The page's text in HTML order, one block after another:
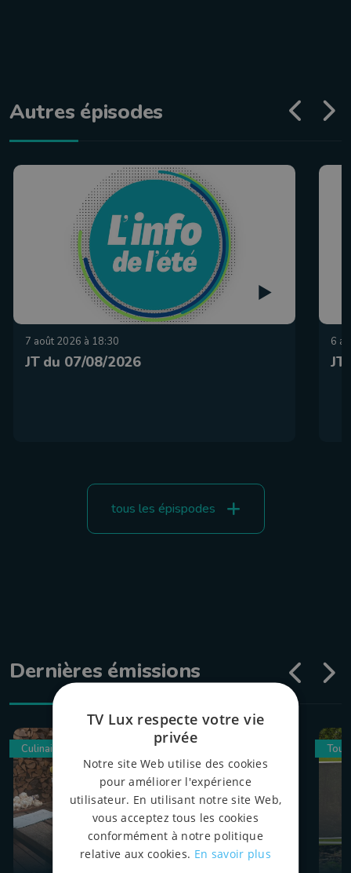
Autres épisodes
7 août 2026 à 18:30
JT du 07/08/2026
6
JT
tous les épispodes
Dernières émissions
Culinaire
TV Lux respecte votre vie
privée
Notre site Web utilise des cookies
pour améliorer l'expérience
utilisateur. En utilisant notre site Web,
vous acceptez tous les cookies
conformément à notre politique
relative aux cookies. En savoir plus